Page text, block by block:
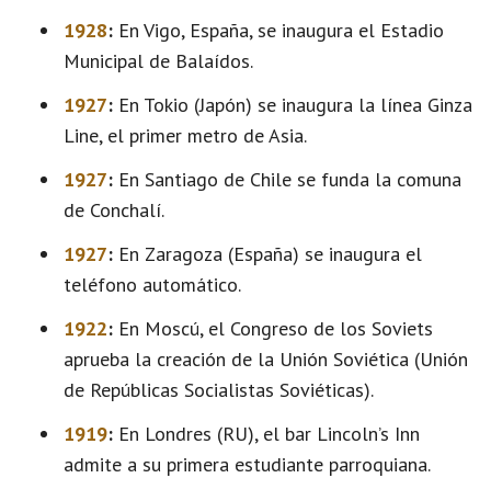
1928: En Vigo, España, se inaugura el Estadio
Municipal de Balaídos.
1927: En Tokio (Japón) se inaugura la línea Ginza
Line, el primer metro de Asia.
1927: En Santiago de Chile se funda la comuna
de Conchalí.
1927: En Zaragoza (España) se inaugura el
teléfono automático.
1922: En Moscú, el Congreso de los Soviets
aprueba la creación de la Unión Soviética (Unión
de Repúblicas Socialistas Soviéticas).
1919: En Londres (RU), el bar Lincoln’s Inn
admite a su primera estudiante parroquiana.